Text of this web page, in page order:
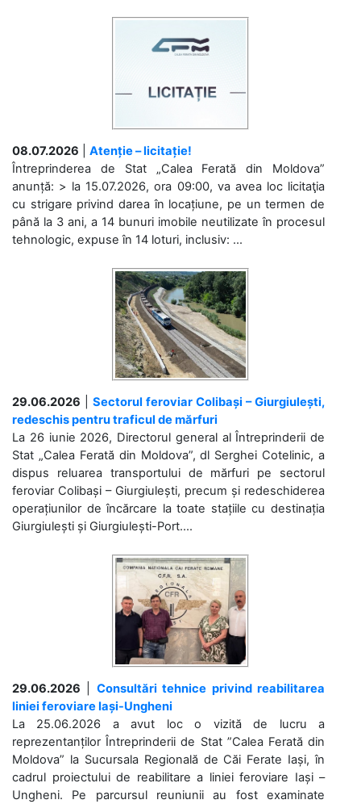
08.07.2026
Atenție – licitație!
Întreprinderea de Stat „Calea Ferată din Moldova”
anunță: > la 15.07.2026, ora 09:00, va avea loc licitaţia
cu strigare privind darea în locațiune, pe un termen de
până la 3 ani, a 14 bunuri imobile neutilizate în procesul
tehnologic, expuse în 14 loturi, inclusiv: ...
29.06.2026
Sectorul feroviar Colibași – Giurgiulești,
redeschis pentru traficul de mărfuri
La 26 iunie 2026, Directorul general al Întreprinderii de
Stat „Calea Ferată din Moldova”, dl Serghei Cotelinic, a
dispus reluarea transportului de mărfuri pe sectorul
feroviar Colibași – Giurgiulești, precum și redeschiderea
operațiunilor de încărcare la toate stațiile cu destinația
Giurgiulești și Giurgiulești-Port....
29.06.2026
Consultări tehnice privind reabilitarea
liniei feroviare Iași-Ungheni
La 25.06.2026 a avut loc o vizită de lucru a
reprezentanților Întreprinderii de Stat ”Calea Ferată din
Moldova” la Sucursala Regională de Căi Ferate Iași, în
cadrul proiectului de reabilitare a liniei feroviare Iași –
Ungheni. Pe parcursul reuniunii au fost examinate